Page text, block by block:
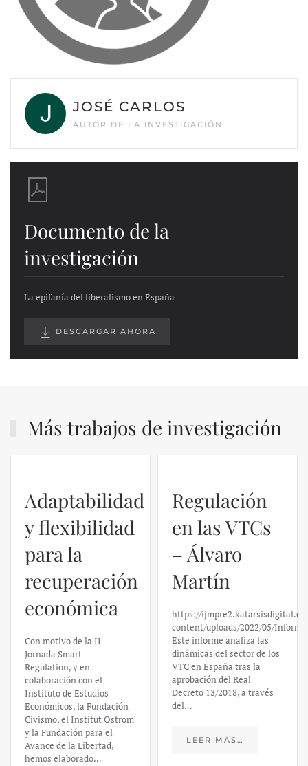
JOSÉ CARLOS
AUTOR DE LA INVESTIGACIÓN
Documento de la
investigación
La epifanía del liberalismo en España
DESCARGAR AHORA
Más trabajos de investigación
Adaptabilidad
y flexibilidad
para la
recuperación
económica
Con motivo de la II
Jornada Smart
Regulation, y en
colaboración con el
Instituto de Estudios
Económicos, la Fundación
Civismo, el Institut Ostrom
y la Fundación para el
Avance de la Libertad,
hemos elaborado…
Regulación
en las VTCs
– Álvaro
Martín
https://
content/uploads/2022/05/
Este informe analiza las
dinámicas del sector de los
VTC en España tras la
aprobación del Real
Decreto 13/2018, a través
del…
LEER MÁS…